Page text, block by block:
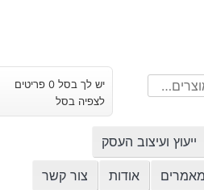
יש לך בסל 0 פריטים
לצפיה בסל
ייעוץ ועיצוב העסק
מאמרים אודות צור קשר